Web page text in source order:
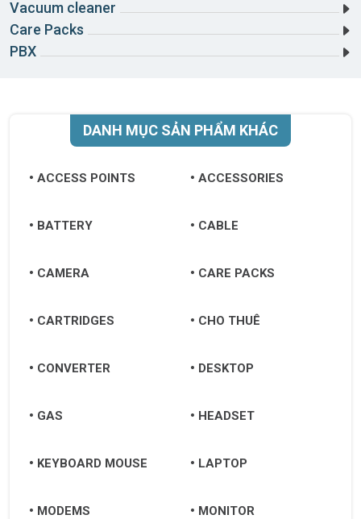
Vacuum cleaner
Care Packs
PBX
DANH MỤC SẢN PHẨM KHÁC
ACCESS POINTS ACCESSORIES
BATTERY CABLE
CAMERA CARE PACKS
CARTRIDGES CHO THUÊ
CONVERTER DESKTOP
GAS HEADSET
KEYBOARD MOUSE LAPTOP
MODEMS MONITOR